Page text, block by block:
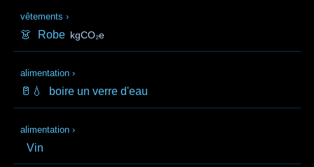
vêtements ›
👗 Robe kgCO₂e
alimentation ›
🥛💧 boire un verre d'eau
alimentation ›
Vin